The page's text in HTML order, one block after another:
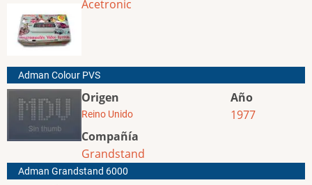
Acetronic
Adman Colour PVS
Origen
Reino Unido
Compañía
Grandstand
Año
1977
Adman Grandstand 6000